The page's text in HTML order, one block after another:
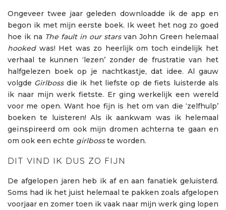
Ongeveer twee jaar geleden downloadde ik de app en
begon ik met mijn eerste boek. Ik weet het nog zo goed
hoe ik na The fault in our stars van John Green helemaal
hookedwas! Het was zo heerlijk om toch eindelijk het
verhaal te kunnen ‘lezen’ zonder de frustratie van het
halfgelezen boek op je nachtkastje, dat idee. Al gauw
volgde Girlbossdie ik het liefste op de fiets luisterde als
ik naar mijn werk fietste. Er ging werkelijk een wereld
voor me open. Want hoe fijn is het om van die ‘zelfhulp’
boeken te luisteren! Als ik aankwam was ik helemaal
geïnspireerd om ook mijn dromen achterna te gaan en
om ook een echte girlbosste worden.
DIT VIND IK DUS ZO FIJN
De afgelopen jaren heb ik af en aan fanatiek geluisterd.
Soms had ik het juist helemaal te pakken zoals afgelopen
voorjaar en zomer toen ik vaak naar mijn werk ging lopen